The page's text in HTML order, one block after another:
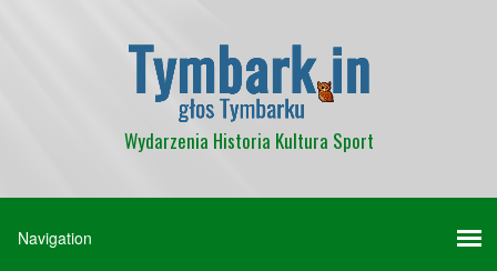
Wydarzenia Historia Kultura Sport